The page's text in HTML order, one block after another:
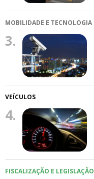
MOBILIDADE E TECNOLOGIA
3.
VEÍCULOS
4.
FISCALIZAÇÃO E LEGISLAÇÃO